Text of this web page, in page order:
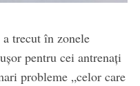
trecut în zonele
pentru cei antrenați
probleme „celor care